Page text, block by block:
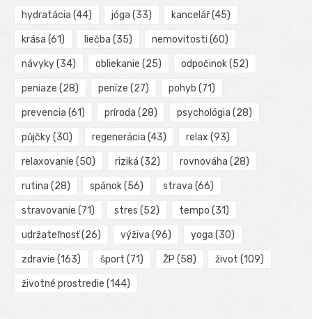
hydratácia (44) jóga (33) kancelář(45)
krása (61) liečba (35) nemovitosti (60)
návyky(34) obliekanie (25) odpočinok(52)
peniaze (28) peníze (27) pohyb (71)
prevencia (61) príroda (28) psychológia (28)
půjčky(30) regenerácia (43) relax (93)
relaxovanie (50) riziká (32) rovnováha (28)
rutina (28) spánok(56) strava (66)
stravovanie (71) stres (52) tempo (31)
udržateľnosť(26) výživa (96) yoga (30)
zdravie (163) šport (71) ŽP (58) život (109)
životné prostredie (144)